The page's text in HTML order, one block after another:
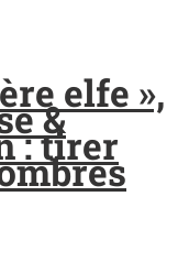
elfe »,
&
: tirer